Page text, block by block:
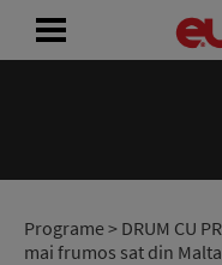
Programe> DRUM CU
mai frumos sat din
RADIO